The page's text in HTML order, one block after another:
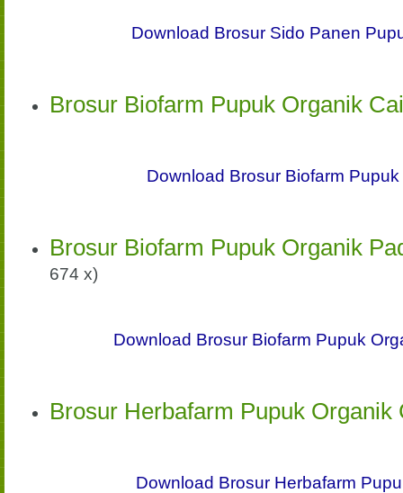
Download Brosur Sido Panen
Brosur Biofarm Pupuk Organik
Download Brosur Biofarm
Brosur Biofarm Pupuk Organik
674 x)
Download Brosur Biofarm Pupuk
Brosur Herbafarm Pupuk Organik
Download Brosur Herbafarm